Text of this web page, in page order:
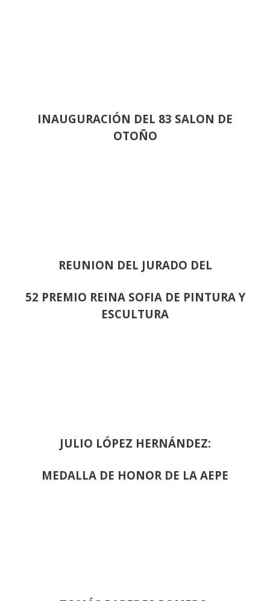
INAUGURACIÓN DEL 83 SALON DE
OTOÑO
REUNION DEL JURADO DEL
52 PREMIO REINA SOFIA DE PINTURA Y
ESCULTURA
JULIO LÓPEZ HERNÁNDEZ:
MEDALLA DE HONOR DE LA AEPE